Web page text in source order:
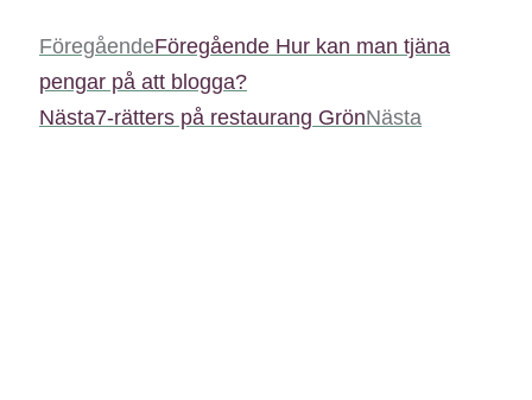
FöregåendeFöregående Hur kan man tjäna
pengar på att blogga?
Nästa7-rätters på restaurang GrönNästa